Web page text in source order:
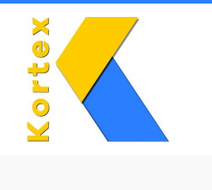
Skip
content